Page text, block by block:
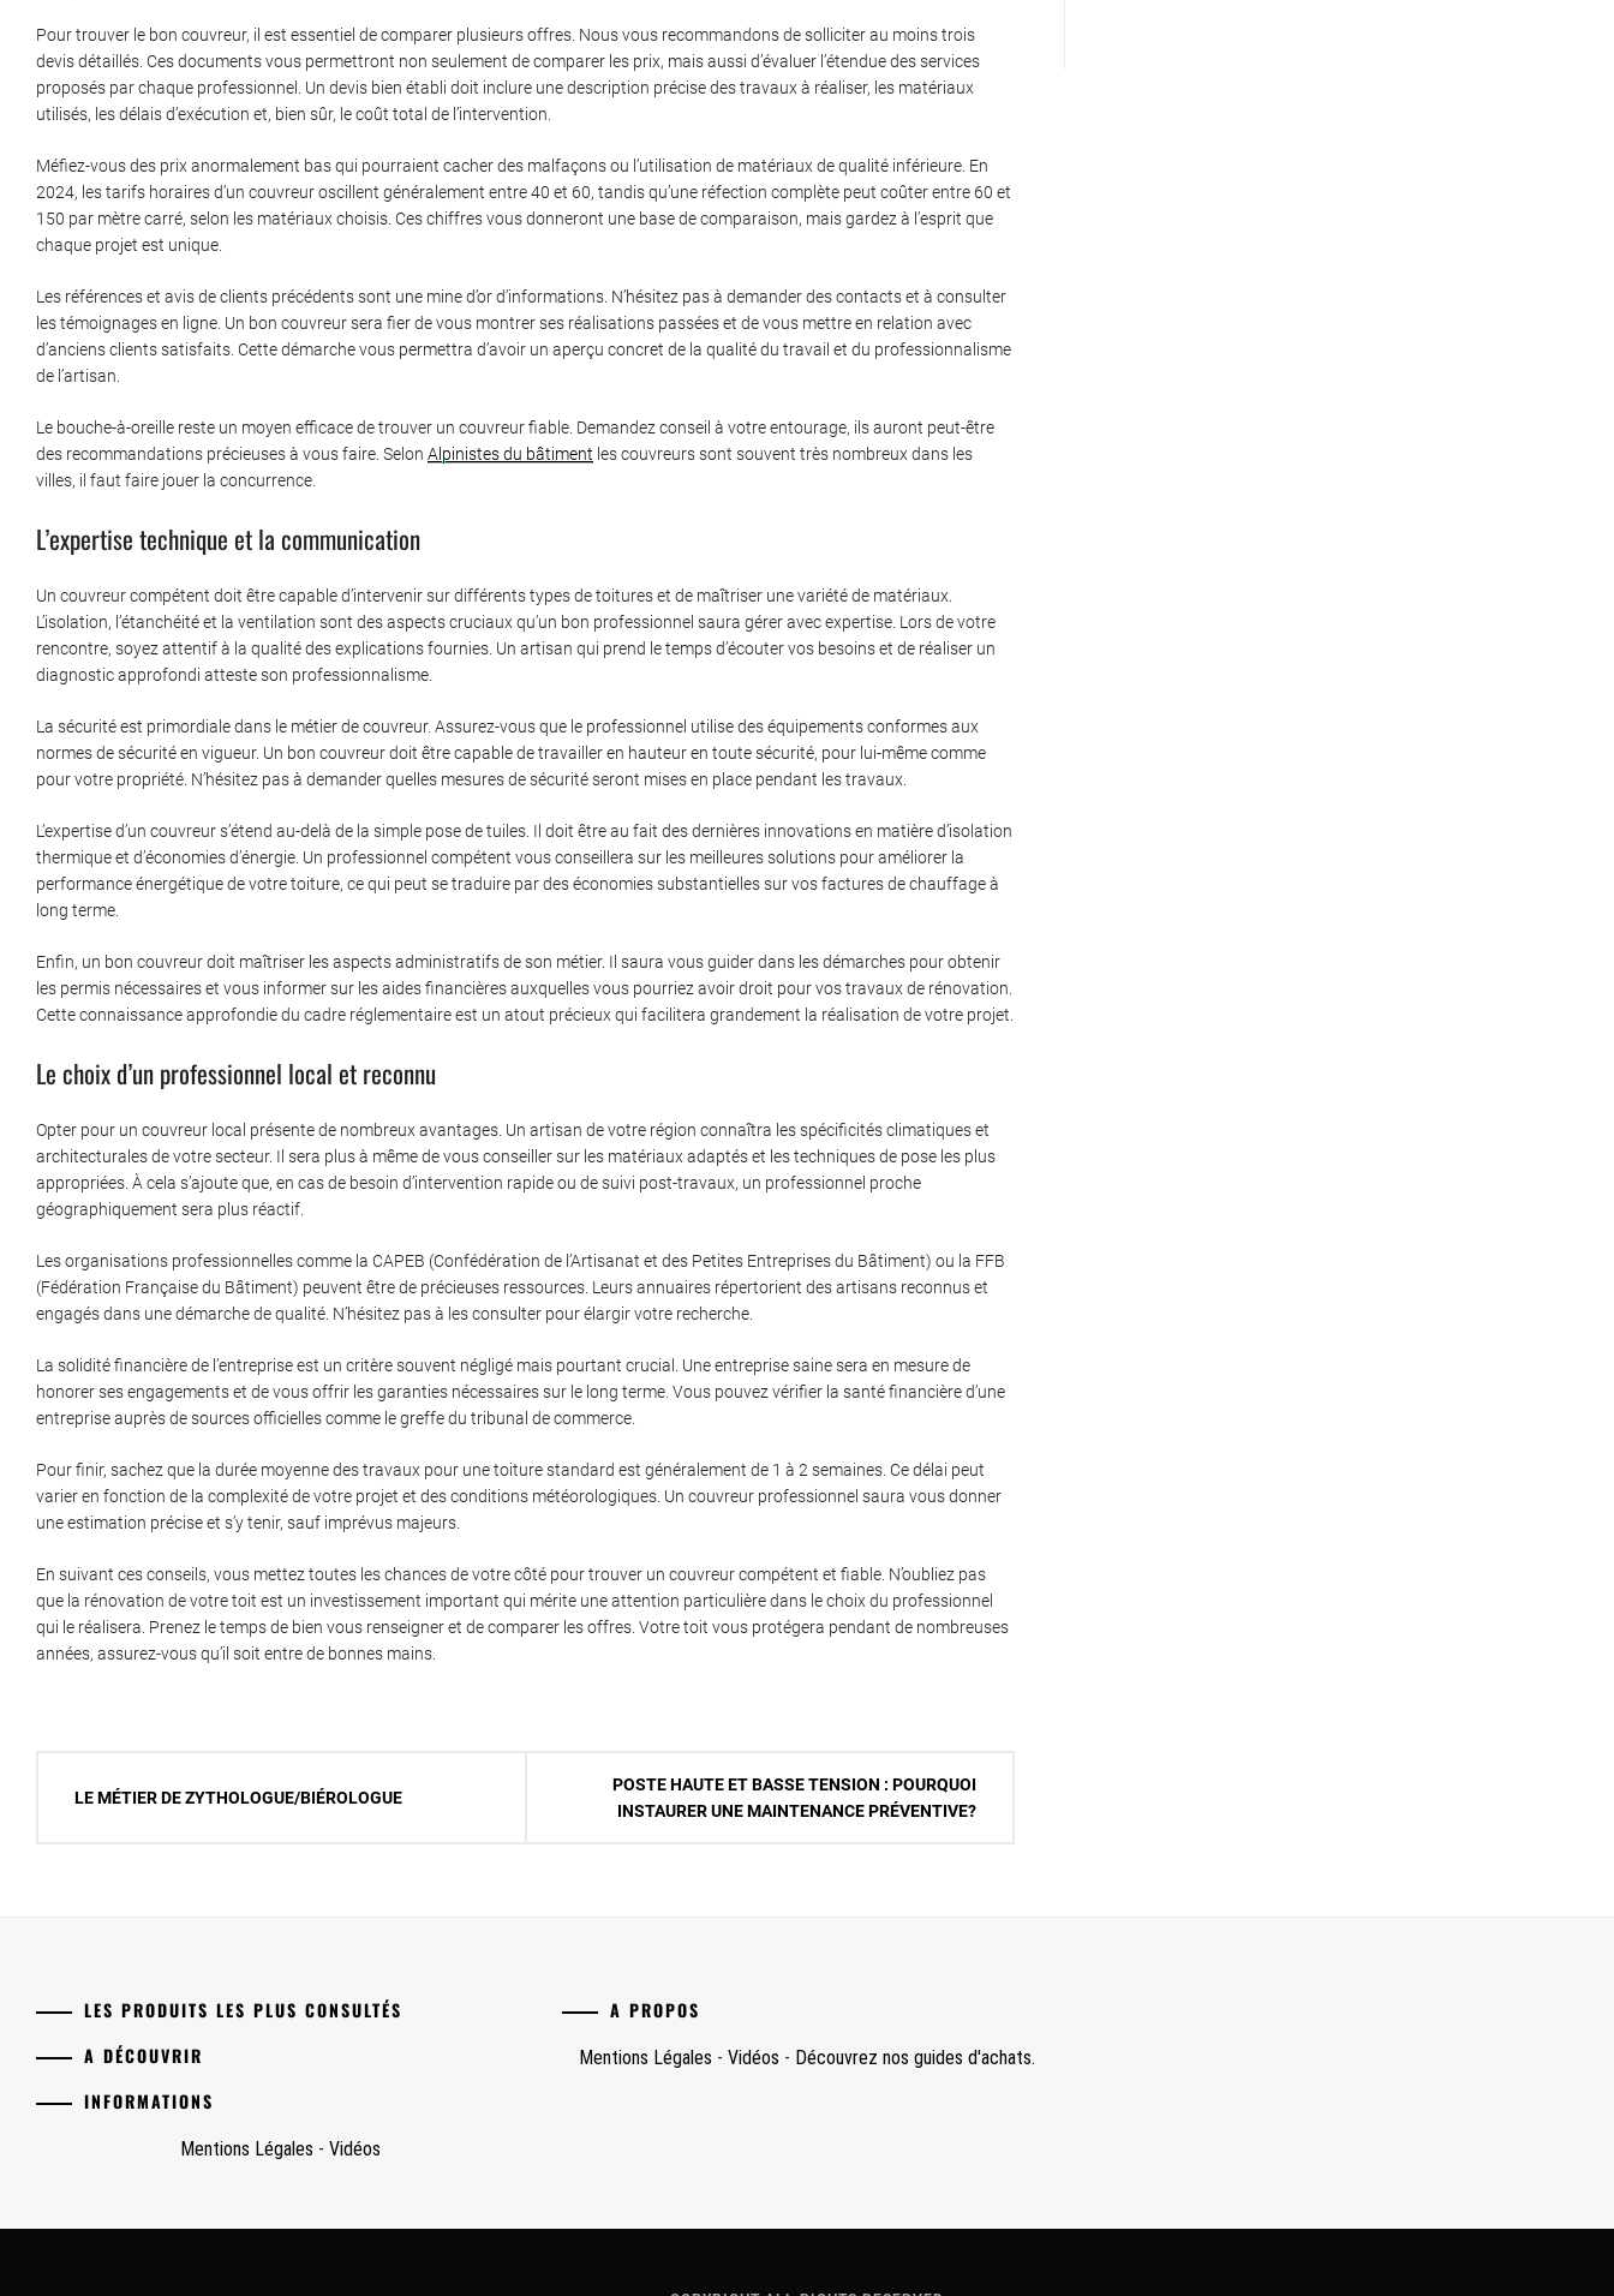
Pour trouver le bon couvreur, il est essentiel de comparer plusieurs offres. Nous vous recommandons de solliciter au moins trois
devis détaillés. Ces documents vous permettront non seulement de comparer les prix, mais aussi d’évaluer l’étendue des services
proposés par chaque professionnel. Un devis bien établi doit inclure une description précise des travaux à réaliser, les matériaux
utilisés, les délais d’exécution et, bien sûr, le coût total de l’intervention.
Méfiez-vous des prix anormalement bas qui pourraient cacher des malfaçons ou l’utilisation de matériaux de qualité inférieure. En
2024, les tarifs horaires d’un couvreur oscillent généralement entre 40 et 60, tandis qu’une réfection complète peut coûter entre 60 et
150 par mètre carré, selon les matériaux choisis. Ces chiffres vous donneront une base de comparaison, mais gardez à l’esprit que
chaque projet est unique.
Les références et avis de clients précédents sont une mine d’or d’informations. N’hésitez pas à demander des contacts et à consulter
les témoignages en ligne. Un bon couvreur sera fier de vous montrer ses réalisations passées et de vous mettre en relation avec
d’anciens clients satisfaits. Cette démarche vous permettra d’avoir un aperçu concret de la qualité du travail et du professionnalisme
de l’artisan.
Le bouche-à-oreille reste un moyen efficace de trouver un couvreur fiable. Demandez conseil à votre entourage, ils auront peut-être
des recommandations précieuses à vous faire. Selon Alpinistes du bâtiment les couvreurs sont souvent très nombreux dans les
villes, il faut faire jouer la concurrence.
L’expertise technique et la communication
Un couvreur compétent doit être capable d’intervenir sur différents types de toitures et de maîtriser une variété de matériaux.
L’isolation, l’étanchéité et la ventilation sont des aspects cruciaux qu’un bon professionnel saura gérer avec expertise. Lors de votre
rencontre, soyez attentif à la qualité des explications fournies. Un artisan qui prend le temps d’écouter vos besoins et de réaliser un
diagnostic approfondi atteste son professionnalisme.
La sécurité est primordiale dans le métier de couvreur. Assurez-vous que le professionnel utilise des équipements conformes aux
normes de sécurité en vigueur. Un bon couvreur doit être capable de travailler en hauteur en toute sécurité, pour lui-même comme
pour votre propriété. N’hésitez pas à demander quelles mesures de sécurité seront mises en place pendant les travaux.
L’expertise d’un couvreur s’étend au-delà de la simple pose de tuiles. Il doit être au fait des dernières innovations en matière d’isolation
thermique et d’économies d’énergie. Un professionnel compétent vous conseillera sur les meilleures solutions pour améliorer la
performance énergétique de votre toiture, ce qui peut se traduire par des économies substantielles sur vos factures de chauffage à
long terme.
Enfin, un bon couvreur doit maîtriser les aspects administratifs de son métier. Il saura vous guider dans les démarches pour obtenir
les permis nécessaires et vous informer sur les aides financières auxquelles vous pourriez avoir droit pour vos travaux de rénovation.
Cette connaissance approfondie du cadre réglementaire est un atout précieux qui facilitera grandement la réalisation de votre projet.
Le choix d’un professionnel local et reconnu
Opter pour un couvreur local présente de nombreux avantages. Un artisan de votre région connaîtra les spécificités climatiques et
architecturales de votre secteur. Il sera plus à même de vous conseiller sur les matériaux adaptés et les techniques de pose les plus
appropriées. À cela s’ajoute que, en cas de besoin d’intervention rapide ou de suivi post-travaux, un professionnel proche
géographiquement sera plus réactif.
Les organisations professionnelles comme la CAPEB (Confédération de l’Artisanat et des Petites Entreprises du Bâtiment) ou la FFB
(Fédération Française du Bâtiment) peuvent être de précieuses ressources. Leurs annuaires répertorient des artisans reconnus et
engagés dans une démarche de qualité. N’hésitez pas à les consulter pour élargir votre recherche.
La solidité financière de l’entreprise est un critère souvent négligé mais pourtant crucial. Une entreprise saine sera en mesure de
honorer ses engagements et de vous offrir les garanties nécessaires sur le long terme. Vous pouvez vérifier la santé financière d’une
entreprise auprès de sources officielles comme le greffe du tribunal de commerce.
Pour finir, sachez que la durée moyenne des travaux pour une toiture standard est généralement de 1 à 2 semaines. Ce délai peut
varier en fonction de la complexité de votre projet et des conditions météorologiques. Un couvreur professionnel saura vous donner
une estimation précise et s’y tenir, sauf imprévus majeurs.
En suivant ces conseils, vous mettez toutes les chances de votre côté pour trouver un couvreur compétent et fiable. N’oubliez pas
que la rénovation de votre toit est un investissement important qui mérite une attention particulière dans le choix du professionnel
qui le réalisera. Prenez le temps de bien vous renseigner et de comparer les offres. Votre toit vous protégera pendant de nombreuses
années, assurez-vous qu’il soit entre de bonnes mains.
LE MÉTIER DE ZYTHOLOGUE/BIÉROLOGUE
POSTE HAUTE ET BASSE TENSION : POURQUOI
INSTAURER UNE MAINTENANCE PRÉVENTIVE?
LES PRODUITS LES PLUS CONSULTÉS
A DÉCOUVRIR
INFORMATIONS
Mentions Légales -Vidéos
A PROPOS
Mentions Légales - Vidéos - Découvrez nos guides d'achats.